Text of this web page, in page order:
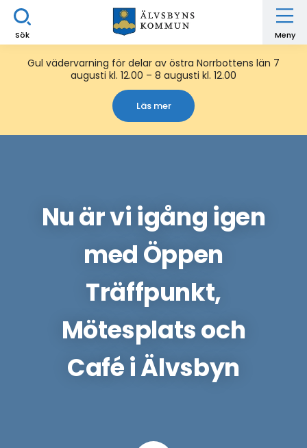
Sök Meny
Gul vädervarning för delar av östra Norrbottens län 7
augusti kl. 12.00 – 8 augusti kl. 12.00
Läs mer
Nu är vi igång igen
med Öppen
Träffpunkt,
Mötesplats och
Café i Älvsbyn